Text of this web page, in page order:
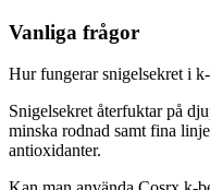
Vanliga frågor
Hur fungerar snigelsekret i
Snigelsekret återfuktar på
minska rodnad samt fina
antioxidanter.